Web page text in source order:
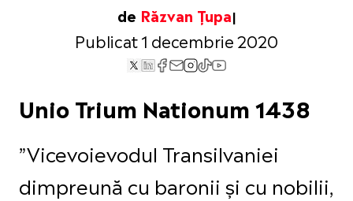
de Răzvan Țupa
Publicat 1 decembrie 2020
Unio Trium Nationum 1438
”Vicevoievodul Transilvaniei
dimpreună cu baronii și cu nobilii,